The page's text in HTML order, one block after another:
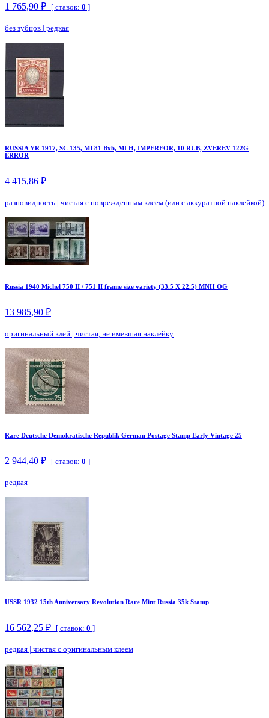
1 765,90 ₽ [ ставок: 0 ]
без зубцов | редкая
RUSSIA YR 1917, SC 135, MI 81 Bxb, MLH, IMPERFOR, 10 RUB, ZVEREV 122G
ERROR
4 415,86 ₽
разновидность | чистая с поврежденным клеем (или с аккуратной наклейкой)
Russia 1940 Michel 750 II / 751 II frame size variety (33.5 X 22.5) MNH OG
13 985,90 ₽
оригинальный клей | чистая, не имевшая наклейку
Rare Deutsche Demokratische Republik German Postage Stamp Early Vintage 25
2 944,40 ₽ [ ставок: 0 ]
редкая
USSR 1932 15th Anniversary Revolution Rare Mint Russia 35k Stamp
16 562,25 ₽ [ ставок: 0 ]
редкая | чистая с оригинальным клеем